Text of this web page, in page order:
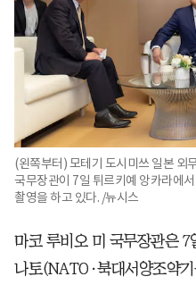
(왼쪽부터) 모테기 도시미쓰 일본 외
국무장관이 7일 튀르키예 앙카라에
촬영을 하고 있다. /뉴시스
마코 루비오 미 국무장관은
나토(NATO·북대서양조약